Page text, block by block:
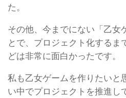
た。
その他、今までにない「乙女
とで、プロジェクト化するま
どは非常に面白かったです。
私も乙女ゲームを作りたいと
い中でプロジェクトを推進し